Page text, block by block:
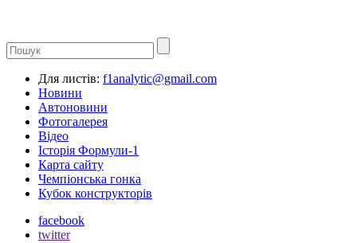
Для листів: f1analytic@gmail.com
Новини
Автоновини
Фотогалерея
Відео
Історія Формули-1
Карта сайту
Чемпіонська гонка
Кубок конструкторів
facebook
twitter